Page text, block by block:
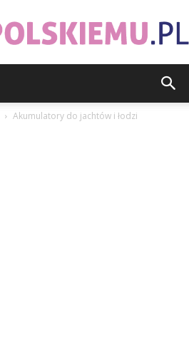
Akumulatory do jachtów i łodzi